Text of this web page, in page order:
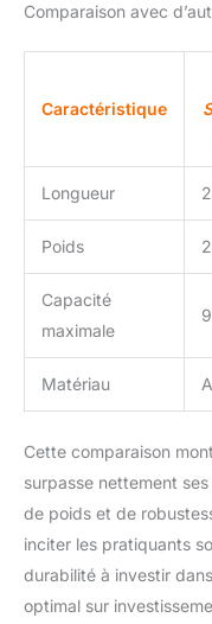
Comparaison avec
Caractéristique
Longueur
Poids
Capacité
maximale
Matériau
Cette comparaison
surpasse nettement
de poids et de
inciter les pratiquants
durabilité à investir
optimal sur